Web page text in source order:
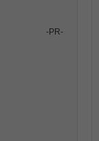
-PR-